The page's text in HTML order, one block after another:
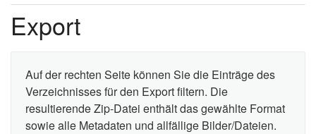
Export
Auf der rechten Seite können Sie die Einträge des
Verzeichnisses für den Export filtern. Die
resultierende Zip-Datei enthält das gewählte Format
sowie alle Metadaten und allfällige Bilder/Dateien.